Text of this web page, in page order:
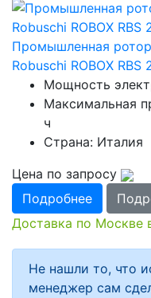
Промышленная
Robuschi ROBOX RBS
Мощность
Максимальная
ч
Страна: Италия
Цена по запросу
Подробнее
Доставка по Москве
Не нашли то, что
менеджер сам